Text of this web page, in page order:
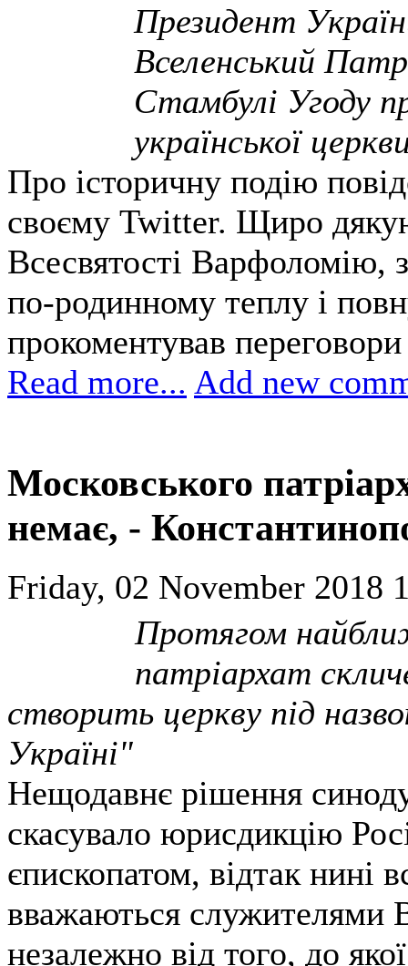
Президент
Вселенський
Стамбулі Угоду
української
Про історичну подію
своєму Twitter. Щиро
Всесвятості Варфоломію,
по-родинному теплу і
прокоментував
Read more... Add new
Московського
немає, -
Friday, 02 November 2018
Протягом
патріархат
створить церкву під
Україні"
Нещодавнє рішення
скасувало юрисдикцію
єпископатом, відтак нині
вважаються служителями
незалежно від того, до